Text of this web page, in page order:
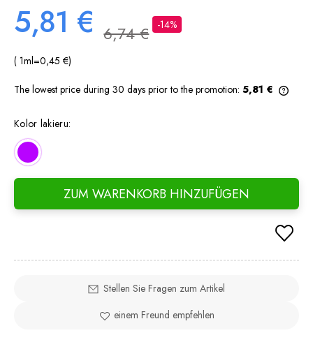
5,81 € 6,74 € -14%
( 1ml=0,45 €)
The lowest price during 30 days prior to the promotion: 5,81 €
Kolor lakieru:
ZUM WARENKORB HINZUFÜGEN
Stellen Sie Fragen zum Artikel
einem Freund empfehlen